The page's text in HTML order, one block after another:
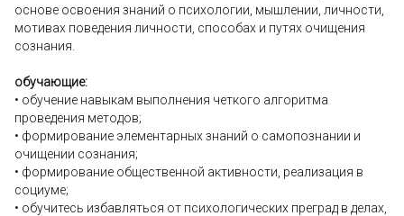
основе освоения знаний о психологии, мышлении, личности,
мотивах поведения личности, способах и путях очищения
сознания.
обучающие:
• обучение навыкам выполнения четкого алгоритма
проведения методов;
• формирование элементарных знаний о самопознании и
очищении сознания;
• формирование общественной активности, реализация в
социуме;
• обучитесь избавляться от психологических преград в делах,